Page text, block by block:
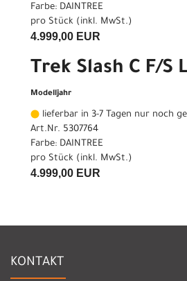
Farbe: DAINTREE
pro Stück (inkl. MwSt.)
4.999,00 EUR
Trek Slash C F/S
Modelljahr
lieferbar in 3-7 Tagen nur noch
Art.Nr. 5307764
Farbe: DAINTREE
pro Stück (inkl. MwSt.)
4.999,00 EUR
KONTAKT